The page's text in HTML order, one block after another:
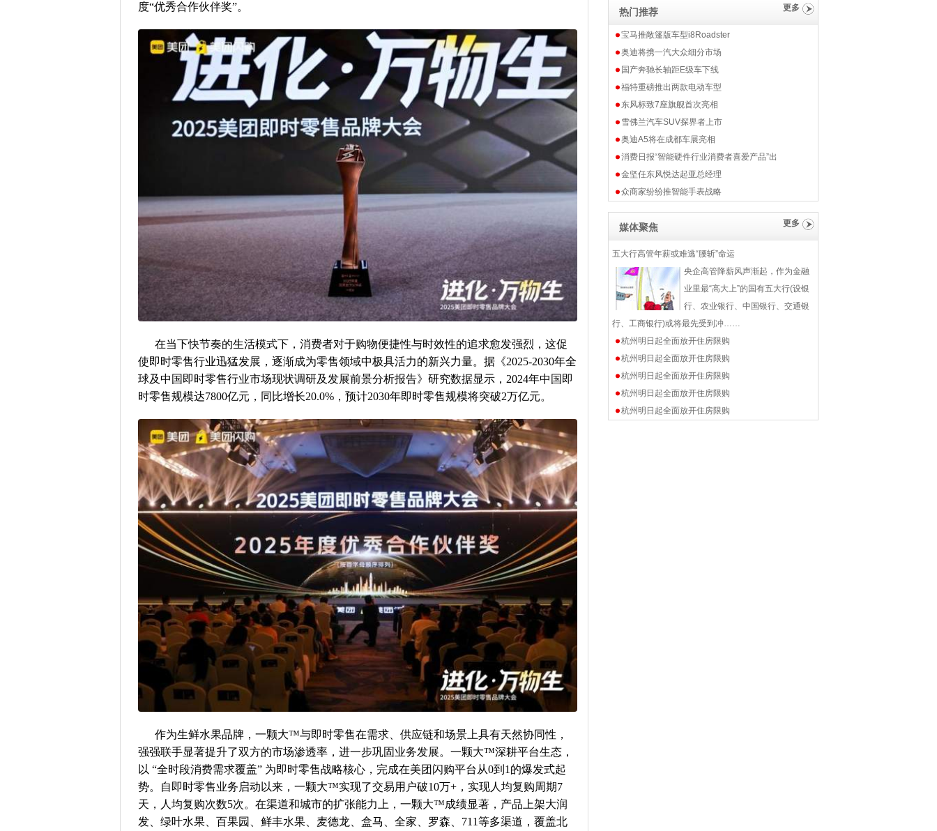
度“优秀合作伙伴奖”。
在当下快节奏的生活模式下，消费者对于购物便捷性与时效性的追求愈发强烈，这促
使即时零售行业迅猛发展，逐渐成为零售领域中极具活力的新兴力量。据《2025-2030年全
球及中国即时零售行业市场现状调研及发展前景分析报告》研究数据显示，2024年中国即
时零售规模达7800亿元，同比增长20.0%，预计2030年即时零售规模将突破2万亿元。
作为生鲜水果品牌，一颗大™与即时零售在需求、供应链和场景上具有天然协同性，
强强联手显著提升了双方的市场渗透率，进一步巩固业务发展。一颗大™深耕平台生态，
以 “全时段消费需求覆盖” 为即时零售战略核心，完成在美团闪购平台从0到1的爆发式起
势。自即时零售业务启动以来，一颗大™实现了交易用户破10万+，实现人均复购周期7
天，人均复购次数5次。在渠道和城市的扩张能力上，一颗大™成绩显著，产品上架大润
发、绿叶水果、百果园、鲜丰水果、麦德龙、盒马、全家、罗森、711等多渠道，覆盖北
热门推荐 更多
宝马推敞篷版车型i8Roadster
奥迪将携一汽大众细分市场
国产奔驰长轴距E级车下线
福特重磅推出两款电动车型
东风标致7座旗舰首次亮相
雪佛兰汽车SUV探界者上市
奥迪A5将在成都车展亮相
消费日报“智能硬件行业消费者喜爱产品”出
金坚任东风悦达起亚总经理
众商家纷纷推智能手表战略
媒体聚焦 更多
五大行高管年薪或难逃“腰斩”命运
央企高管降薪风声渐起，作为金融
业里最“高大上”的国有五大行(设银
行、农业银行、中国银行、交通银
行、工商银行)或将最先受到冲……
杭州明日起全面放开住房限购
杭州明日起全面放开住房限购
杭州明日起全面放开住房限购
杭州明日起全面放开住房限购
杭州明日起全面放开住房限购